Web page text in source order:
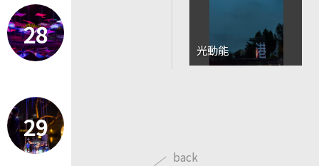
28
29
光動能
back